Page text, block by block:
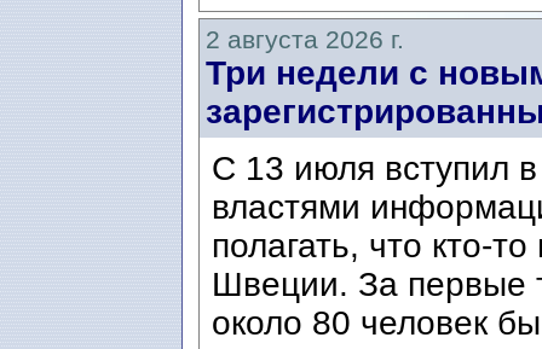
2 августа 2026 г.
Три недели с
С 13 июля вступил
властями
полагать, что кто-
Швеции. За первые
около 80 человек